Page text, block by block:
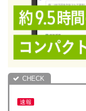
速報